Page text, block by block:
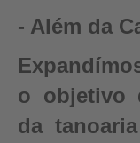
- Além da
o objetivo
da